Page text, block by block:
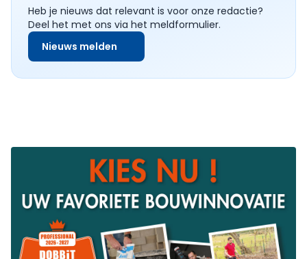
Heb je nieuws dat relevant is voor onze redactie?
Deel het met ons via het meldformulier.
Nieuws melden